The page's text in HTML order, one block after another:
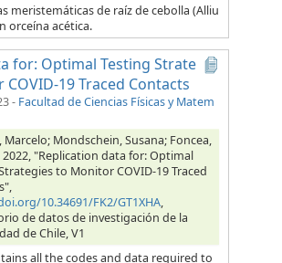
meristemáticas de raíz de cebolla (Alliu
orceína acética.
for: Optimal Testing Strate
19 Traced Contacts
- Facultad de Ciencias Físicas y Matem
Marcelo; Mondschein, Susana; Foncea,
2022, "Replication data for: Optimal
to Monitor COVID-19 Traced
10.34691/FK2/GT1XHA,
de datos de investigación de la
de Chile, V1
all the codes and data required to